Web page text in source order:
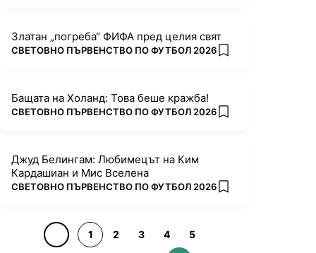
Златан „погреба“ ФИФА пред целия свят
ПОВЕЧЕ ОТ
СВЕТОВНО ПЪРВЕНСТВО ПО ФУТБОЛ 2026 add favorites
Бащата на Холанд: Това беше кражба!
ПОВЕЧЕ ОТ
СВЕТОВНО ПЪРВЕНСТВО ПО ФУТБОЛ 2026 add favorites
Джуд Белингам: Любимецът на Ким
Кардашиан и Мис Вселена
ПОВЕЧЕ ОТ
СВЕТОВНО ПЪРВЕНСТВО ПО ФУТБОЛ 2026 add favorites
1 2 3 4 5